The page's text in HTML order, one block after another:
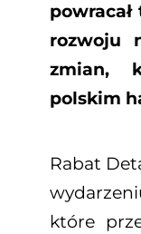
rozwoju
zmian,
polskim
Rabat
które